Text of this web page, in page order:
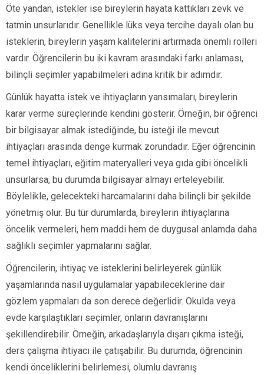
Öte yandan, istekler ise bireylerin hayata kattıkları zevk ve
tatmin unsurlarıdır. Genellikle lüks veya tercihe dayalı olan bu
isteklerin, bireylerin yaşam kalitelerini artırmada önemli rolleri
vardır. Öğrencilerin bu iki kavram arasındaki farkı anlaması,
bilinçli seçimler yapabilmeleri adına kritik bir adımdır.
Günlük hayatta istek ve ihtiyaçların yansımaları, bireylerin
karar verme süreçlerinde kendini gösterir. Örneğin, bir öğrenci
bir bilgisayar almak istediğinde, bu isteği ile mevcut
ihtiyaçları arasında denge kurmak zorundadır. Eğer öğrencinin
temel ihtiyaçları, eğitim materyalleri veya gıda gibi öncelikli
unsurlarsa, bu durumda bilgisayar almayı erteleyebilir.
Böylelikle, gelecekteki harcamalarını daha bilinçli bir şekilde
yönetmiş olur. Bu tür durumlarda, bireylerin ihtiyaçlarına
öncelik vermeleri, hem maddi hem de duygusal anlamda daha
sağlıklı seçimler yapmalarını sağlar.
Öğrencilerin, ihtiyaç ve isteklerini belirleyerek günlük
yaşamlarında nasıl uygulamalar yapabileceklerine dair
gözlem yapmaları da son derece değerlidir. Okulda veya
evde karşılaştıkları seçimler, onların davranışlarını
şekillendirebilir. Örneğin, arkadaşlarıyla dışarı çıkma isteği,
ders çalışma ihtiyacı ile çatışabilir. Bu durumda, öğrencinin
kendi önceliklerini belirlemesi, olumlu davranış